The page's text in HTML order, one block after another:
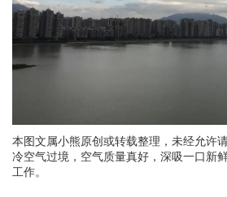
本图文属小熊原创或转载整理，未经允许
冷空气过境，空气质量真好，深吸一口新
工作。